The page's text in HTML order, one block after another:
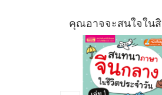
คุณอาจจะสนใจใน